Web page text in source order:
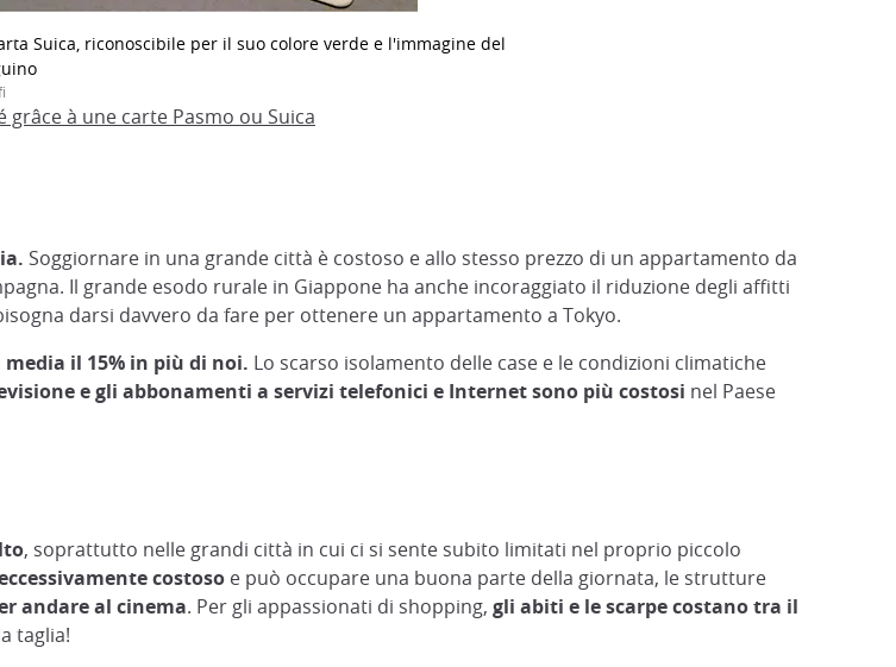
Suica, riconoscibile per il suo colore verde e l'immagine del
à une carte Pasmo ou Suica
Soggiornare in una grande città è costoso e allo stesso prezzo di un appartamento da
Il grande esodo rurale in Giappone ha anche incoraggiato il riduzione degli affitti
darsi davvero da fare per ottenere un appartamento a Tokyo.
il 15% in più di noi. Lo scarso isolamento delle case e le condizioni climatiche
e gli abbonamenti a servizi telefonici e Internet sono più costosi nel Paese
, soprattutto nelle grandi città in cui ci si sente subito limitati nel proprio piccolo
costoso e può occupare una buona parte della giornata, le strutture
andare al cinema. Per gli appassionati di shopping, gli abiti e le scarpe costano tra il
taglia!